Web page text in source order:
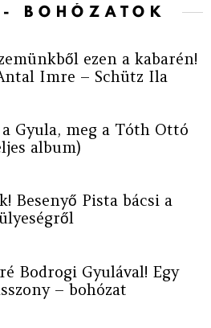
BOHÓZATOK
ezen a kabarén!
Imre – Schütz Ila
Gyula, meg a Tóth Ottó
album)
Besenyő Pista bácsi a
Bodrogi Gyulával! Egy
– bohózat